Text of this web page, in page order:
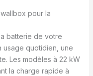
pour la
batterie de votre
usage quotidien, une
Les modèles à 22 kW
la charge rapide à